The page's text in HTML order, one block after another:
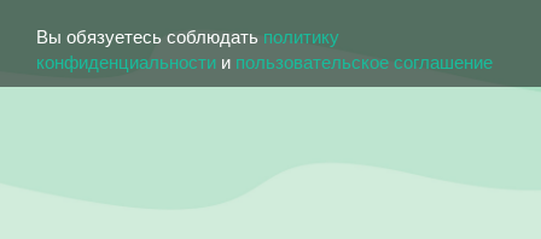
Вы обязуетесь соблюдать политику
конфиденциальности и пользовательское соглашение